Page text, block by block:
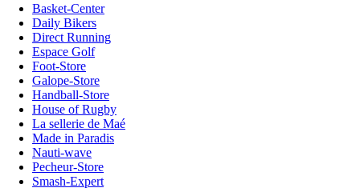
Basket-Center
Daily Bikers
Direct Running
Espace Golf
Foot-Store
Galope-Store
Handball-Store
House of Rugby
La sellerie de Maé
Made in Paradis
Nauti-wave
Pecheur-Store
Smash-Expert